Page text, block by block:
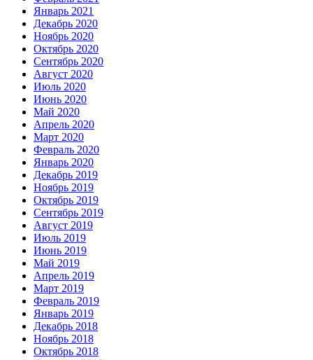
Январь 2021
Декабрь 2020
Ноябрь 2020
Октябрь 2020
Сентябрь 2020
Август 2020
Июль 2020
Июнь 2020
Май 2020
Апрель 2020
Март 2020
Февраль 2020
Январь 2020
Декабрь 2019
Ноябрь 2019
Октябрь 2019
Сентябрь 2019
Август 2019
Июль 2019
Июнь 2019
Май 2019
Апрель 2019
Март 2019
Февраль 2019
Январь 2019
Декабрь 2018
Ноябрь 2018
Октябрь 2018